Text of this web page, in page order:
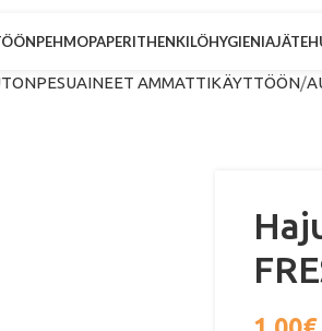
PEHMOPAPERITHENKILÖHYGIENIA
AMMATTIKÄYTTÖÖN